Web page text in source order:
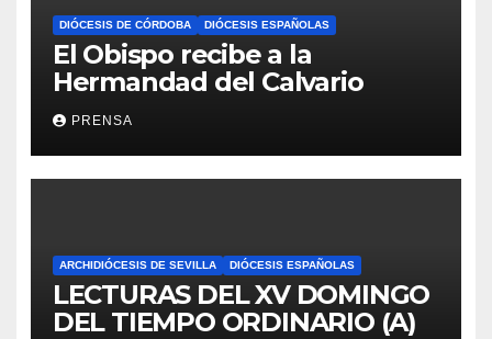
DIÓCESIS DE CÓRDOBA DIÓCESIS ESPAÑOLAS
El Obispo recibe a la
Hermandad del Calvario
PRENSA
ARCHIDIÓCESIS DE SEVILLA DIÓCESIS ESPAÑOLAS
LECTURAS DEL XV DOMINGO
DEL TIEMPO ORDINARIO (A)